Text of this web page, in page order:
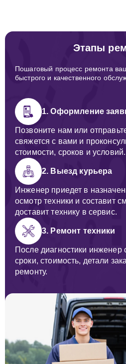
Этапы
Пошаговый процесс ремонта
быстрого и качественного
1. Оформление
Позвоните нам или
свяжется с вами и
стоимости, сроков и условий.
2. Выезд курьера
Инженер приедет в
осмотр техники и составит
доставит технику в сервис.
3. Ремонт техники
После диагностики инженер
сроки, стоимость, детали
ремонту.